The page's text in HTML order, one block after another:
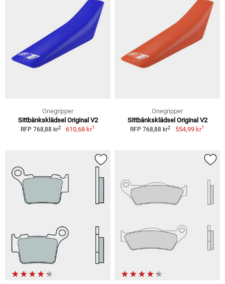
Onegripper
Sittbänksklädsel Original V2
RFP 768,88 kr2 610,68 kr1
Onegripper
Sittbänksklädsel Original V2
RFP 768,88 kr2 554,99 kr1